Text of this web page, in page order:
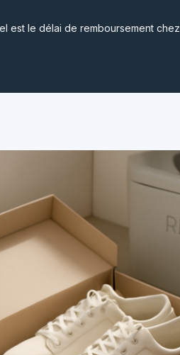
est le délai de remboursement